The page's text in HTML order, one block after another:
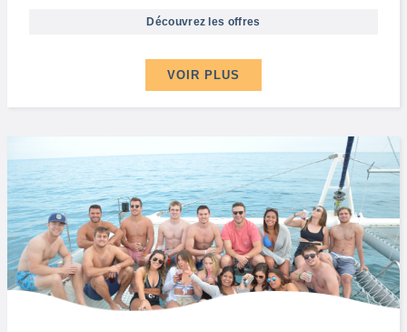
Découvrez les offres
VOIR PLUS